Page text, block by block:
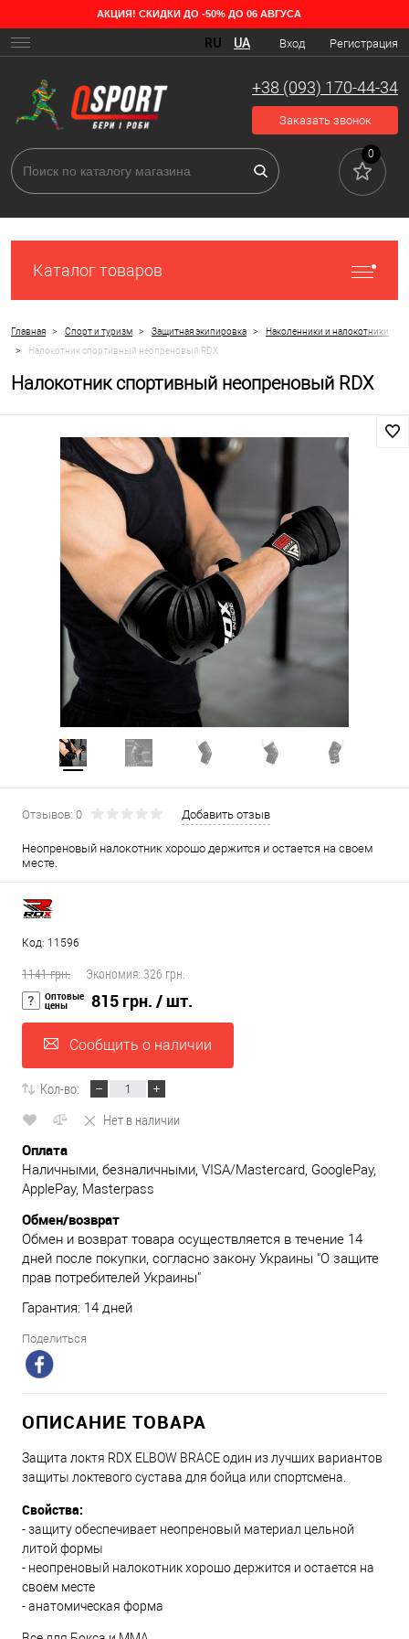
АКЦИЯ! СКИДКИ ДО -50% ДО 06 АВГУСА
Вход Регистрация
RU UA
+38 (093) 170-44-34
Заказать звонок
0
Каталог товаров
Главная > Спорт и туризм > Защитная экипировка > Наколенники и налокотники
> Налокотник спортивный неопреновый RDX
Налокотник спортивный неопреновый RDX
Отзывов: 0 Добавить отзыв
Неопреновый налокотник хорошо держится и остается на своем
месте.
Код: 11596
1141 грн. Экономия: 326 грн.
Оптовые
цены 815 грн. / шт.
Сообщить о наличии
Кол-во:
Нет в наличии
Оплата
Наличными, безналичными, VISA/Mastercard, GooglePay,
ApplePay, Masterpass
Обмен/возврат
Обмен и возврат товара осуществляется в течение 14
дней после покупки, согласно закону Украины "О защите
прав потребителей Украины"
Гарантия: 14 дней
Поделиться
ОПИСАНИЕ ТОВАРА
Защита локтя RDX ELBOW BRACE один из лучших вариантов
защиты локтевого сустава для бойца или спортсмена.
Свойства:
- защиту обеспечивает неопреновый материал цельной
литой формы
- неопреновый налокотник хорошо держится и остается на
своем месте
- анатомическая форма